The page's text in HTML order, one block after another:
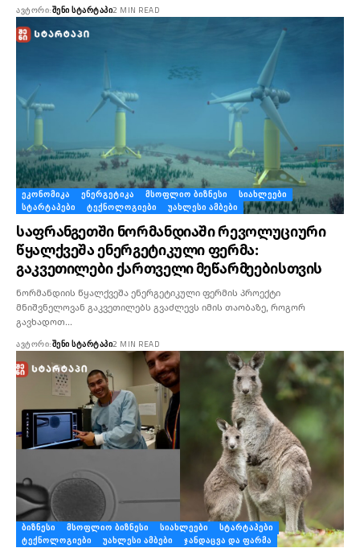
ᲐᲕᲢᲝᲠᲘ:ᲨᲔᲜᲘ ᲡᲢᲐᲠᲢᲐᲞᲘ2 MIN READ
ᲔᲙᲝᲜᲝᲛᲘᲙᲐ ᲔᲜᲔᲠᲒᲔᲢᲘᲙᲐ ᲛᲡᲝᲤᲚᲘᲝ ᲑᲘᲖᲜᲔᲡᲘ
ᲡᲘᲐᲮᲚᲔᲔᲑᲘ
ᲡᲢᲐᲠᲢᲐᲞᲔᲑᲘ
ᲢᲔᲥᲜᲝᲚᲝᲒᲘᲔᲑᲘ ᲣᲐᲮᲚᲔᲡᲘ ᲐᲛᲑᲔᲑᲘ
საფრანგეთში ნორმანდიაში რევოლუციური
წყალქვეშა ენერგეტიკული ფერმა:
გაკვეთილები ქართველი მეწარმეებისთვის
ნორმანდიის წყალქვეშა ენერგეტიკული ფერმის პროექტი
მნიშვნელოვან გაკვეთილებს გვაძლევს იმის თაობაზე, როგორ
გავხადოთ…
ᲐᲕᲢᲝᲠᲘ:ᲨᲔᲜᲘ ᲡᲢᲐᲠᲢᲐᲞᲘ2 MIN READ
ᲑᲘᲖᲜᲔᲡᲘ ᲛᲡᲝᲤᲚᲘᲝ ᲑᲘᲖᲜᲔᲡᲘ ᲡᲘᲐᲮᲚᲔᲔᲑᲘ
ᲡᲢᲐᲠᲢᲐᲞᲔᲑᲘ
ᲢᲔᲥᲜᲝᲚᲝᲒᲘᲔᲑᲘ
ᲣᲐᲮᲚᲔᲡᲘ ᲐᲛᲑᲔᲑᲘ ᲯᲐᲜᲓᲐᲪᲕᲐ ᲓᲐ ᲤᲐᲠᲛᲐ